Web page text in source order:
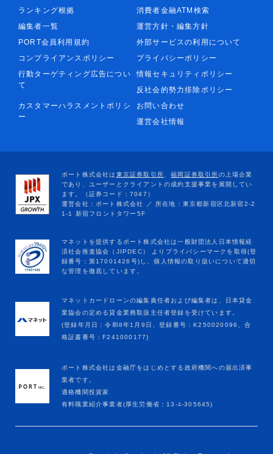
ランキング根拠
消費者金融ATM検索
編集者一覧
運営方針・編集方針
PORT会員利用規約
外部サービスの利用について
コンプライアンスポリシー
プライバシーポリシー
行動ターゲティング広告につい
て
情報セキュリティポリシー
反社会的勢力排除ポリシー
カスタマーハラスメントポリシ
ー
お問い合わせ
運営会社情報
マネットカードローンの編集責任者および編集者は、日本貸金
業協会の定める貸金業務取扱主任者登録を受けています。
(登録年月日：令和8年1月9日、登録番号：K250020096、合
格証書番号：F241000177)
ポート株式会社は金融庁をはじめとする政府機関への届出済事
業者です。
適格機関投資家
有料職業紹介事業者(厚生労働省：13-ﾕ-305645)